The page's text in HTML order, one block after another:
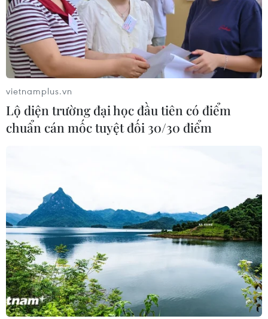
Vượt qua đảo Guam, bão Mawar hướng về
Philippines và Đài Loan
Sau khi tràn qua đảo Guam với sức gió lên đến 110
km/h, bão Mawar đang hướng đến Philippines và Đài
Loan (Trung Quốc), với sức gió lên tới 240 km/h.
vietnamplus.vn
Lộ diện trường đại học đầu tiên có điểm
chuẩn cán mốc tuyệt đối 30/30 điểm